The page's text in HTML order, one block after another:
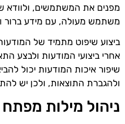
מפנים את המשתמשים, ולוודא
משתמש מעולה, עם מידע ברור
ביצוע שיפוט מתמיד של
אחרי ביצועי המודעות ולבצע
שיפור איכות המודעות יכול
ולהגברת התוצאות, ולכן יש
ניהול מילות